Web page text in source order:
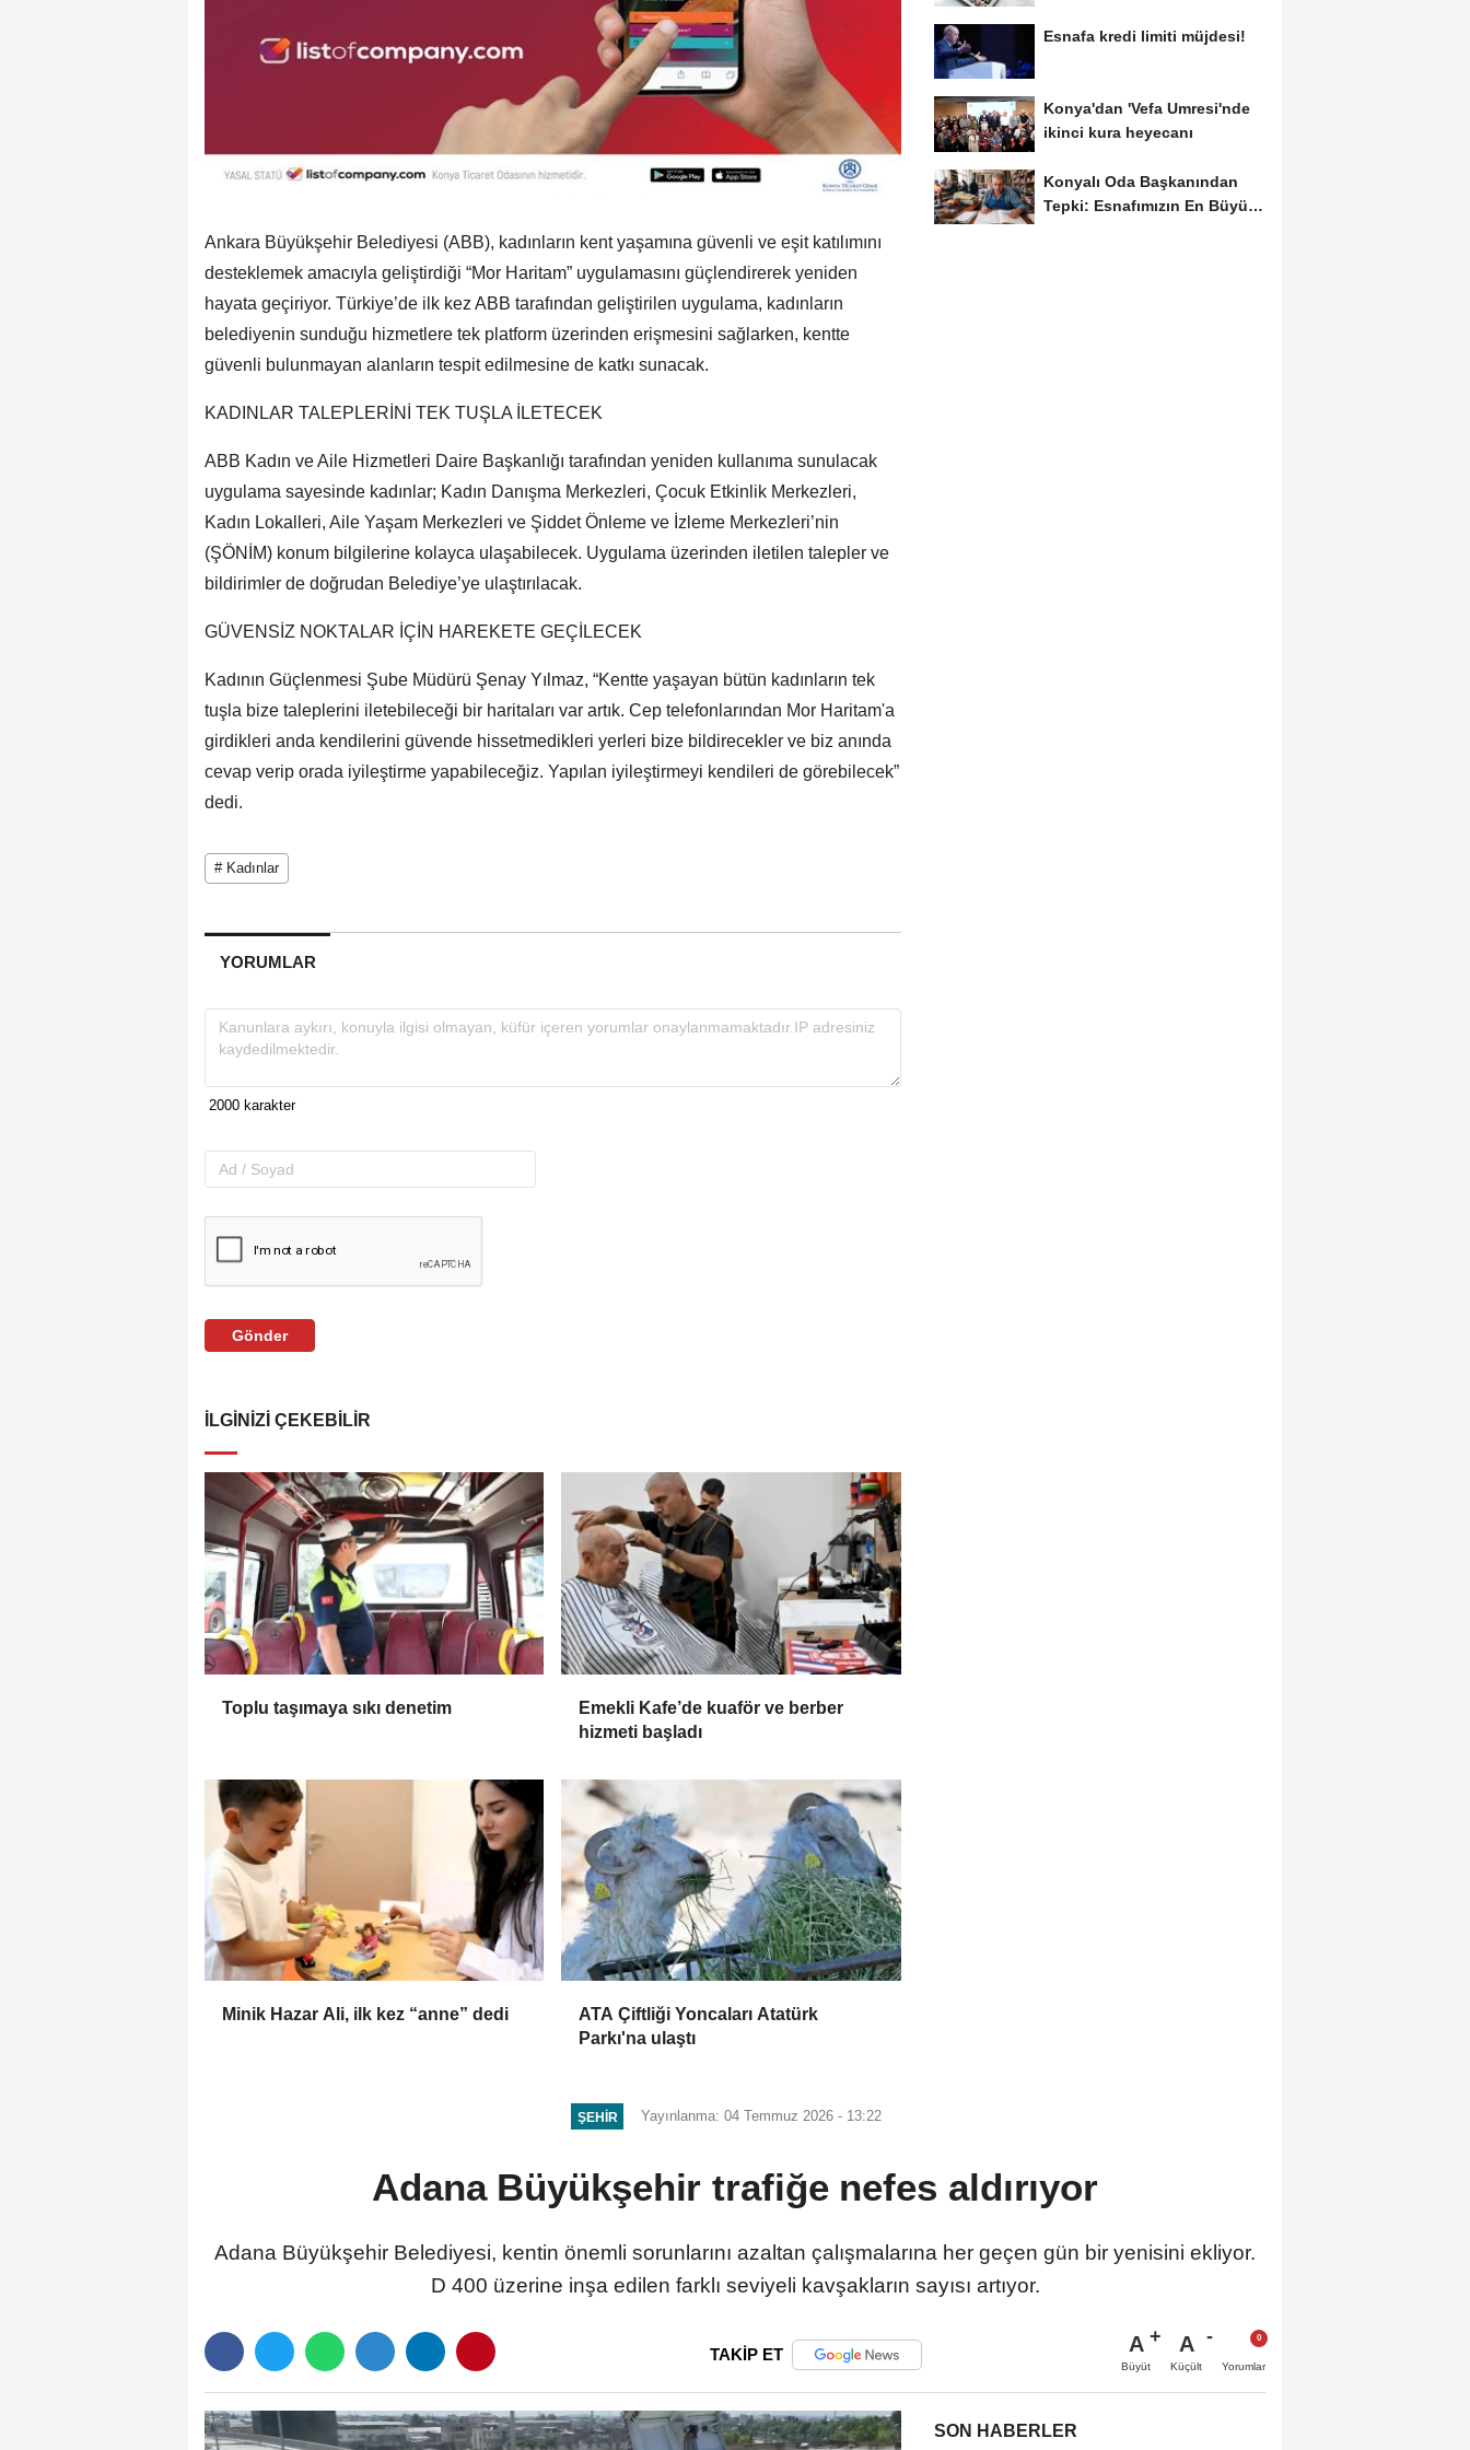
Ankara Büyükşehir Belediyesi (ABB), kadınların kent yaşamına güvenli ve eşit katılımını
desteklemek amacıyla geliştirdiği “Mor Haritam” uygulamasını güçlendirerek yeniden
hayata geçiriyor. Türkiye’de ilk kez ABB tarafından geliştirilen uygulama, kadınların
belediyenin sunduğu hizmetlere tek platform üzerinden erişmesini sağlarken, kentte
güvenli bulunmayan alanların tespit edilmesine de katkı sunacak.
KADINLAR TALEPLERİNİ TEK TUŞLA İLETECEK
ABB Kadın ve Aile Hizmetleri Daire Başkanlığı tarafından yeniden kullanıma sunulacak
uygulama sayesinde kadınlar; Kadın Danışma Merkezleri, Çocuk Etkinlik Merkezleri,
Kadın Lokalleri, Aile Yaşam Merkezleri ve Şiddet Önleme ve İzleme Merkezleri’nin
(ŞÖNİM) konum bilgilerine kolayca ulaşabilecek. Uygulama üzerinden iletilen talepler ve
bildirimler de doğrudan Belediye’ye ulaştırılacak.
GÜVENSİZ NOKTALAR İÇİN HAREKETE GEÇİLECEK
Kadının Güçlenmesi Şube Müdürü Şenay Yılmaz, “Kentte yaşayan bütün kadınların tek
tuşla bize taleplerini iletebileceği bir haritaları var artık. Cep telefonlarından Mor Haritam'a
girdikleri anda kendilerini güvende hissetmedikleri yerleri bize bildirecekler ve biz anında
cevap verip orada iyileştirme yapabileceğiz. Yapılan iyileştirmeyi kendileri de görebilecek”
dedi.
# Kadınlar
YORUMLAR
Gönder
İLGINIZI ÇEKEBILIR
Toplu taşımaya sıkı denetim
Emekli Kafe’de kuaför ve berber
hizmeti başladı
Minik Hazar Ali, ilk kez “anne” dedi
ATA Çiftliği Yoncaları Atatürk
Parkı'na ulaştı
Esnafa kredi limiti müjdesi!
Konya'dan 'Vefa Umresi'nde
ikinci kura heyecanı
Konyalı Oda Başkanından
Tepki: Esnafımızın En Büyük
ŞEHIR Yayınlanma: 04 Temmuz 2026 - 13:22
Adana Büyükşehir trafiğe nefes aldırıyor
Adana Büyükşehir Belediyesi, kentin önemli sorunlarını azaltan çalışmalarına her geçen gün bir yenisini ekliyor.
D 400 üzerine inşa edilen farklı seviyeli kavşakların sayısı artıyor.
TAKİP ET A
Büyüt
A
Küçült Yorumlar
SON HABERLER